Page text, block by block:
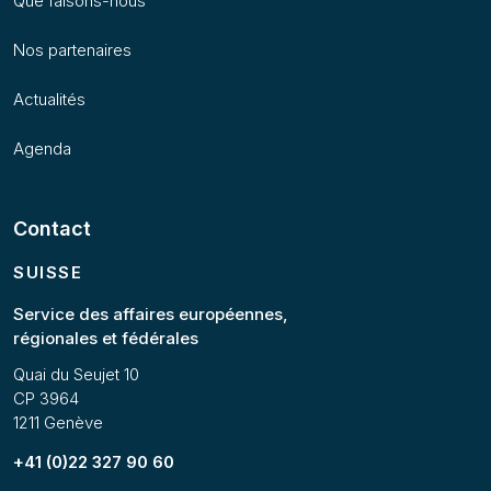
Nos partenaires
Actualités
Agenda
Contact
SUISSE
Service des affaires européennes,
régionales et fédérales
Quai du Seujet 10
CP 3964
1211 Genève
+41 (0)22 327 90 60